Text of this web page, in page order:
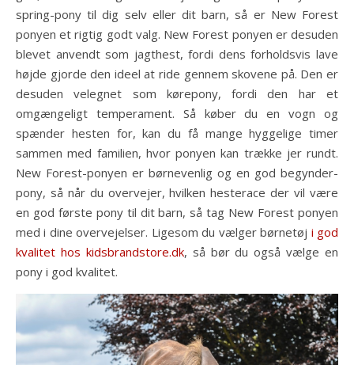
spring-pony til dig selv eller dit barn, så er New Forest
ponyen et rigtig godt valg. New Forest ponyen er desuden
blevet anvendt som jagthest, fordi dens forholdsvis lave
højde gjorde den ideel at ride gennem skovene på. Den er
desuden velegnet som kørepony, fordi den har et
omgængeligt temperament. Så køber du en vogn og
spænder hesten for, kan du få mange hyggelige timer
sammen med familien, hvor ponyen kan trække jer rundt.
New Forest-ponyen er børnevenlig og en god begynder-
pony, så når du overvejer, hvilken hesterace der vil være
en god første pony til dit barn, så tag New Forest ponyen
med i dine overvejelser. Ligesom du vælger børnetøj i god
kvalitet hos kidsbrandstore.dk, så bør du også vælge en
pony i god kvalitet.